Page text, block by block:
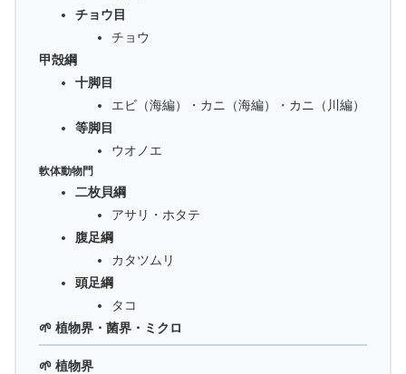
チョウ目
チョウ
甲殻綱
十脚目
エビ（海編）・カニ（海編）・カニ（川編）
等脚目
ウオノエ
軟体動物門
二枚貝綱
アサリ・ホタテ
腹足綱
カタツムリ
頭足綱
タコ
🌱 植物界・菌界・ミクロ
🌱 植物界